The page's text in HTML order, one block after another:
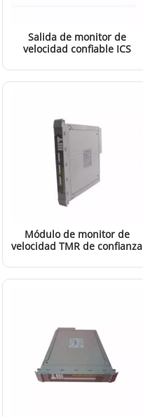
Salida de monitor de
velocidad confiable ICS
LEER MÁS
Módulo de monitor de
velocidad TMR de confianza
LEER MÁS